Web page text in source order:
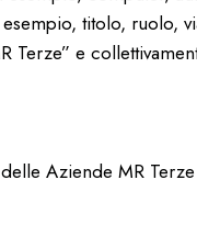
titolo, ruolo,
e
Aziende MR